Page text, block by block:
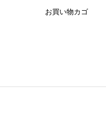
お買い物カゴ